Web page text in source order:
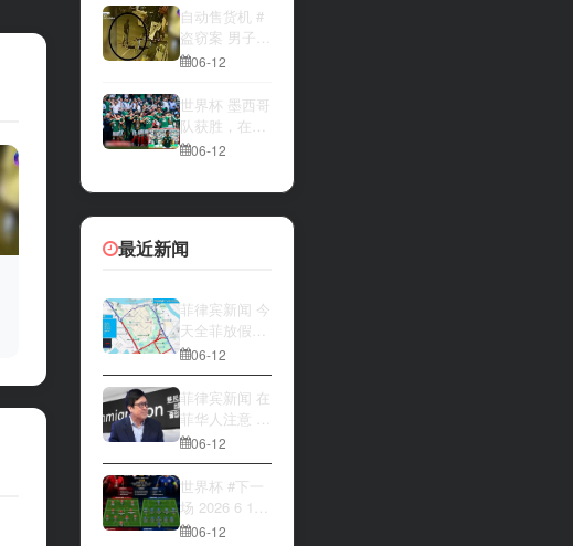
量 究竟胜利的
天平会倾向哪
一方，是加拿
大借助主场优
势笑到最后，
还是波黑上演
逆袭好戏？让
我们拭目以
自动售货机 #
盗窃案 男子深
夜撬开自动售
索硬币被一扫
而空
06-12
世界杯 墨西哥
队获胜，在首
场比赛中击败
06-12
最近新闻
菲律宾新闻 今
天全菲放假‼️
马尼拉多地封
路
06-12
菲律宾新闻 在
菲华人注意 近
期出现假冒移
民局执法人员
上门敲诈案
件，已有多人
举报中招
06-12
世界杯 #下一
场 2026 6 12
15:00整 加拿
06-12